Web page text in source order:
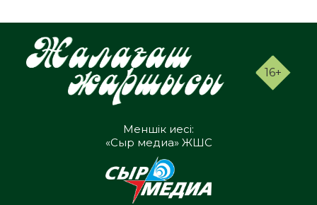
16+
Меншік иесі:
«Сыр медиа» ЖШС